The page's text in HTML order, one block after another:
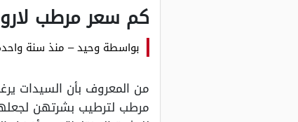
كم سعر مرطب
بواسطة وحيد– منذ سنة
من المعروف بأن السيدات
مرطب لترطيب بشرتهن